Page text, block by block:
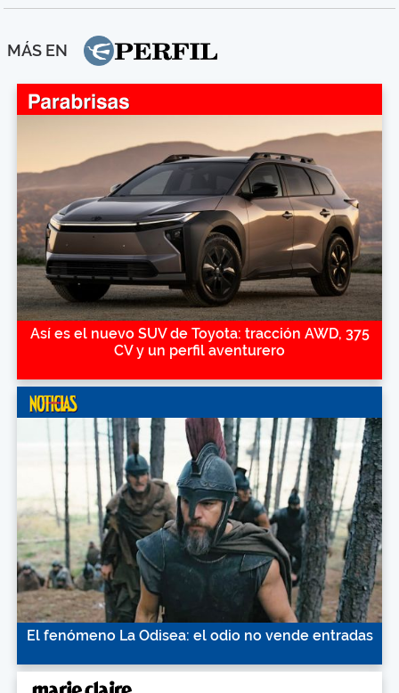
MÁS EN
Así es el nuevo SUV de Toyota: tracción AWD, 375
CV y un perfil aventurero
El fenómeno La Odisea: el odio no vende entradas